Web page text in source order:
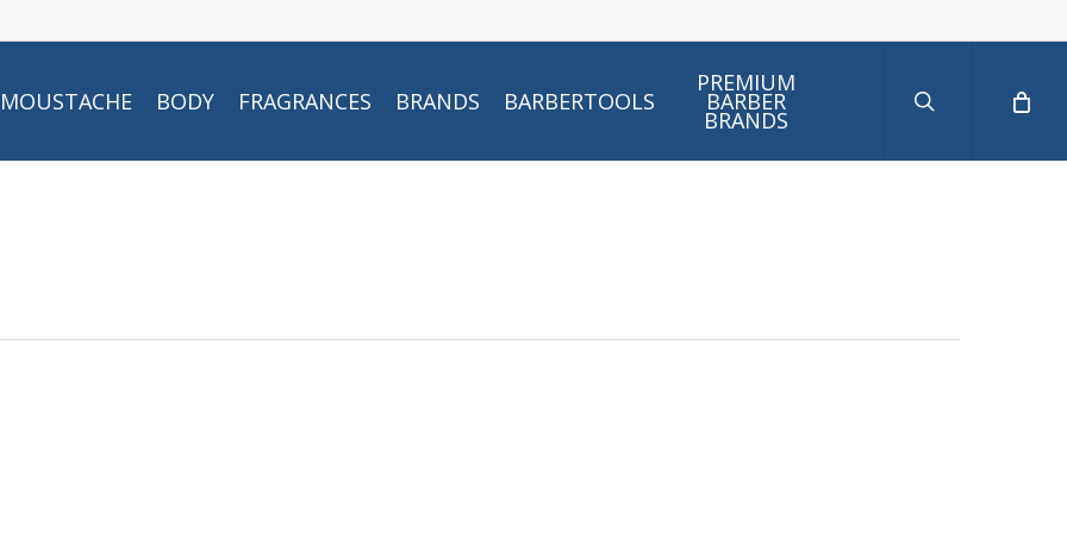
MOUSTACHE BODY FRAGRANCES BRANDS BARBERTOOLS
PREMIUM
BARBER
BRANDS